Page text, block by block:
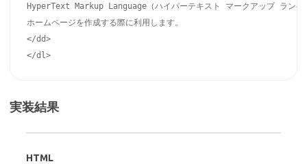
HyperText Markup Language（ハイパーテキスト マークアップ ランゲ
ホームページを作成する際に利用します。
</dd>
実装結果
HTML